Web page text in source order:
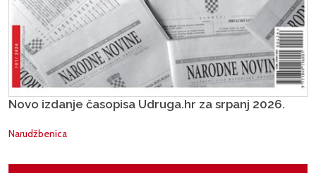
Novo izdanje časopisa Udruga.hr za srpanj 2026.
Narudžbenica